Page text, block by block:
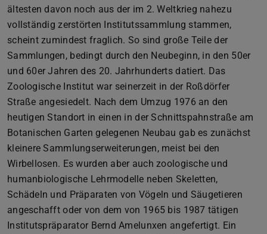
ältesten davon noch aus der im 2. Weltkrieg nahezu
vollständig zerstörten Institutssammlung stammen,
scheint zumindest fraglich. So sind große Teile der
Sammlungen, bedingt durch den Neubeginn, in den 50er
und 60er Jahren des 20. Jahrhunderts datiert. Das
Zoologische Institut war seinerzeit in der Roßdörfer
Straße angesiedelt. Nach dem Umzug 1976 an den
heutigen Standort in einen in der Schnittspahnstraße am
Botanischen Garten gelegenen Neubau gab es zunächst
kleinere Sammlungserweiterungen, meist bei den
Wirbellosen. Es wurden aber auch zoologische und
humanbiologische Lehrmodelle neben Skeletten,
Schädeln und Präparaten von Vögeln und Säugetieren
angeschafft oder von dem von 1965 bis 1987 tätigen
Institutspräparator Bernd Amelunxen angefertigt. Ein